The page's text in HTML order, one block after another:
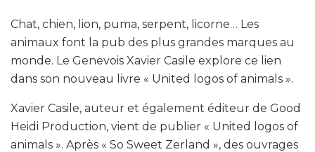
Chat, chien, lion, puma, serpent, licorne… Les
animaux font la pub des plus grandes marques au
monde. Le Genevois Xavier Casile explore ce lien
dans son nouveau livre « United logos of animals ».
Xavier Casile, auteur et également éditeur de Good
Heidi Production, vient de publier « United logos of
animals ». Après « So Sweet Zerland », des ouvrages